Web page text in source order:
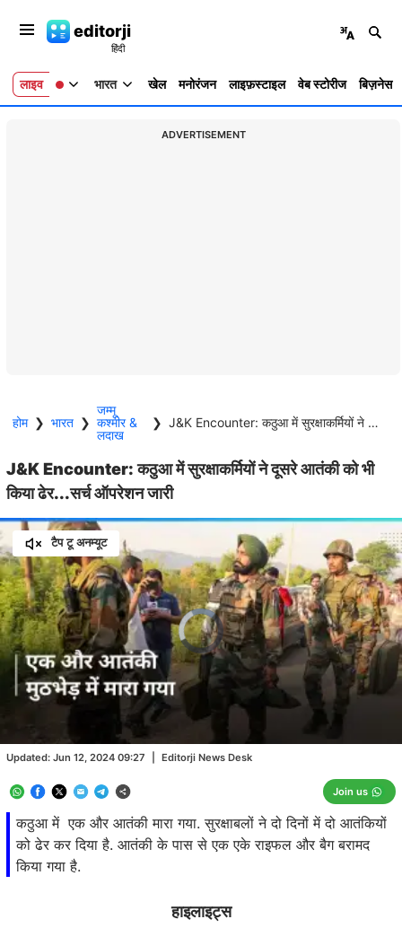
editorji
लाइव भारत खेल मनोरंजन लाइफ़स्टाइल वेब स्टोरीज बिज़नेस
ADVERTISEMENT
होम ❯ भारत ❯
जम्मू
कश्मीर &
लदाख
❯ J&K Encounter: कठुआ में सुरक्षाकर्मियों ने दूसरे आतंकी को भी किया ढेर...सर्च ऑपरेशन जारी
J&K Encounter: कठुआ में सुरक्षाकर्मियों ने दूसरे आतंकी को भी
किया ढेर...सर्च ऑपरेशन जारी
कठुआ में एक और आतंकी मारा गया. सुरक्षाबलों ने दो दिनों में दो आतंकियों
को ढेर कर दिया है. आतंकी के पास से एक एके राइफल और बैग बरामद
किया गया है.
Updated: Jun 12, 2024 09:27 Editorji News Desk
Join us
टैप टू अनम्यूट
Video
Player
is
loading.
हाइलाइट्स